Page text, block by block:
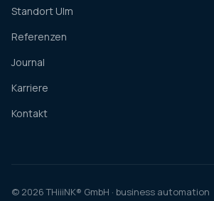
Standort Ulm
Referenzen
Journal
Karriere
Kontakt
© 2026 THiiiNK® GmbH · business automation